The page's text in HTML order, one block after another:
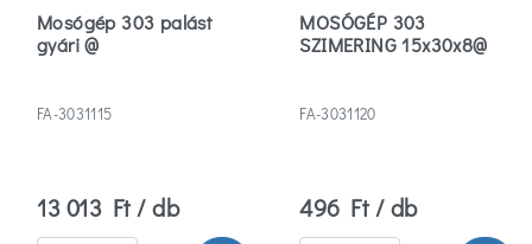
Mosógép 303 palást
gyári @
FA-3031115
13 013 Ft / db
MOSÓGÉP 303
SZIMERING 15x30x8@
FA-3031120
496 Ft / db